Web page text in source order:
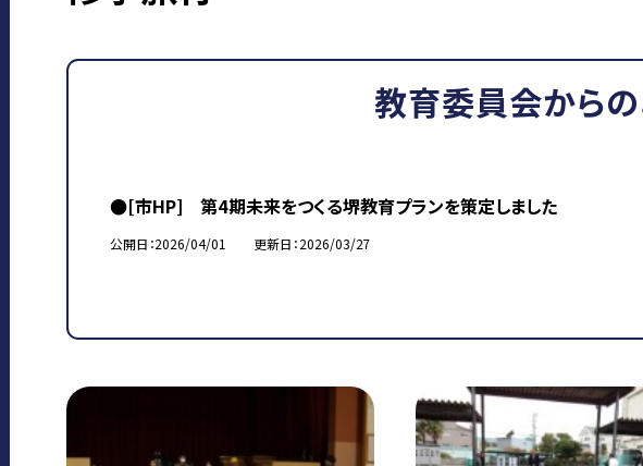
教育委員会から
●[市HP] 第4期未来をつくる堺教育プランを策定しました
公開日 2026/04/01 更新日 2026/03/27